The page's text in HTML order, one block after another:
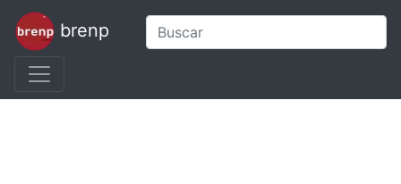
brenp